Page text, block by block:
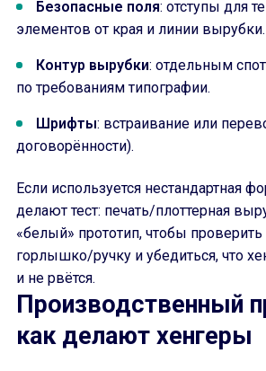
Безопасные поля: отступы для
элементов от края и линии вырубки.
Контур вырубки: отдельным
по требованиям типографии.
Шрифты: встраивание или
договорённости).
Если используется нестандартная
делают тест: печать/плоттерная
«белый» прототип, чтобы проверить
горлышко/ручку и убедиться, что
и не рвётся.
Производственный
как делают хенгеры